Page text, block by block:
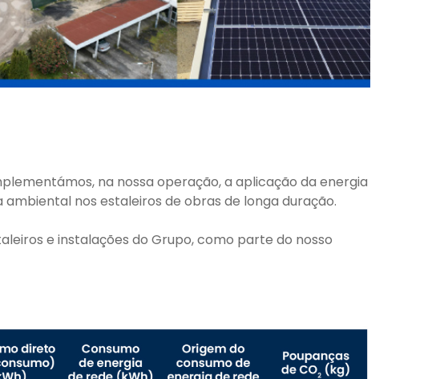
na nossa operação, a aplicação da energia
nos estaleiros de obras de longa duração.
e instalações do Grupo, como parte do nosso